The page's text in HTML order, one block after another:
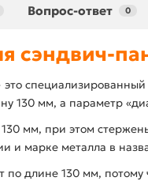
Вопрос-ответ 0
сэндвич-
130 мм, а параметр
мм, при этом
и марке металла в
длине 130 мм,